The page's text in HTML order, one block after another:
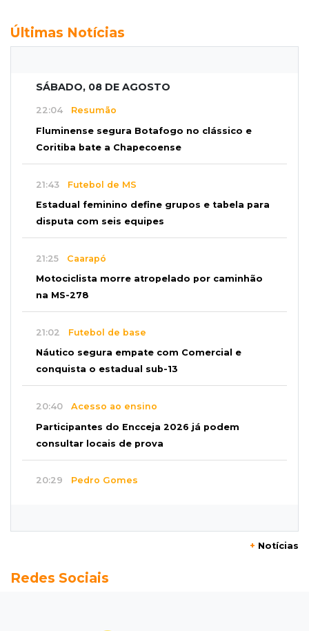
Últimas Notícias
SÁBADO, 08 DE AGOSTO
22:04 Resumão
Fluminense segura Botafogo no clássico e
Coritiba bate a Chapecoense
21:43 Futebol de MS
Estadual feminino define grupos e tabela para
disputa com seis equipes
21:25 Caarapó
Motociclista morre atropelado por caminhão
na MS-278
21:02 Futebol de base
Náutico segura empate com Comercial e
conquista o estadual sub-13
20:40 Acesso ao ensino
Participantes do Encceja 2026 já podem
consultar locais de prova
20:29 Pedro Gomes
Pantanal treina em Goiânia antes de jogo que
Campeonato Brasileiro
+ Notícias
Redes Sociais